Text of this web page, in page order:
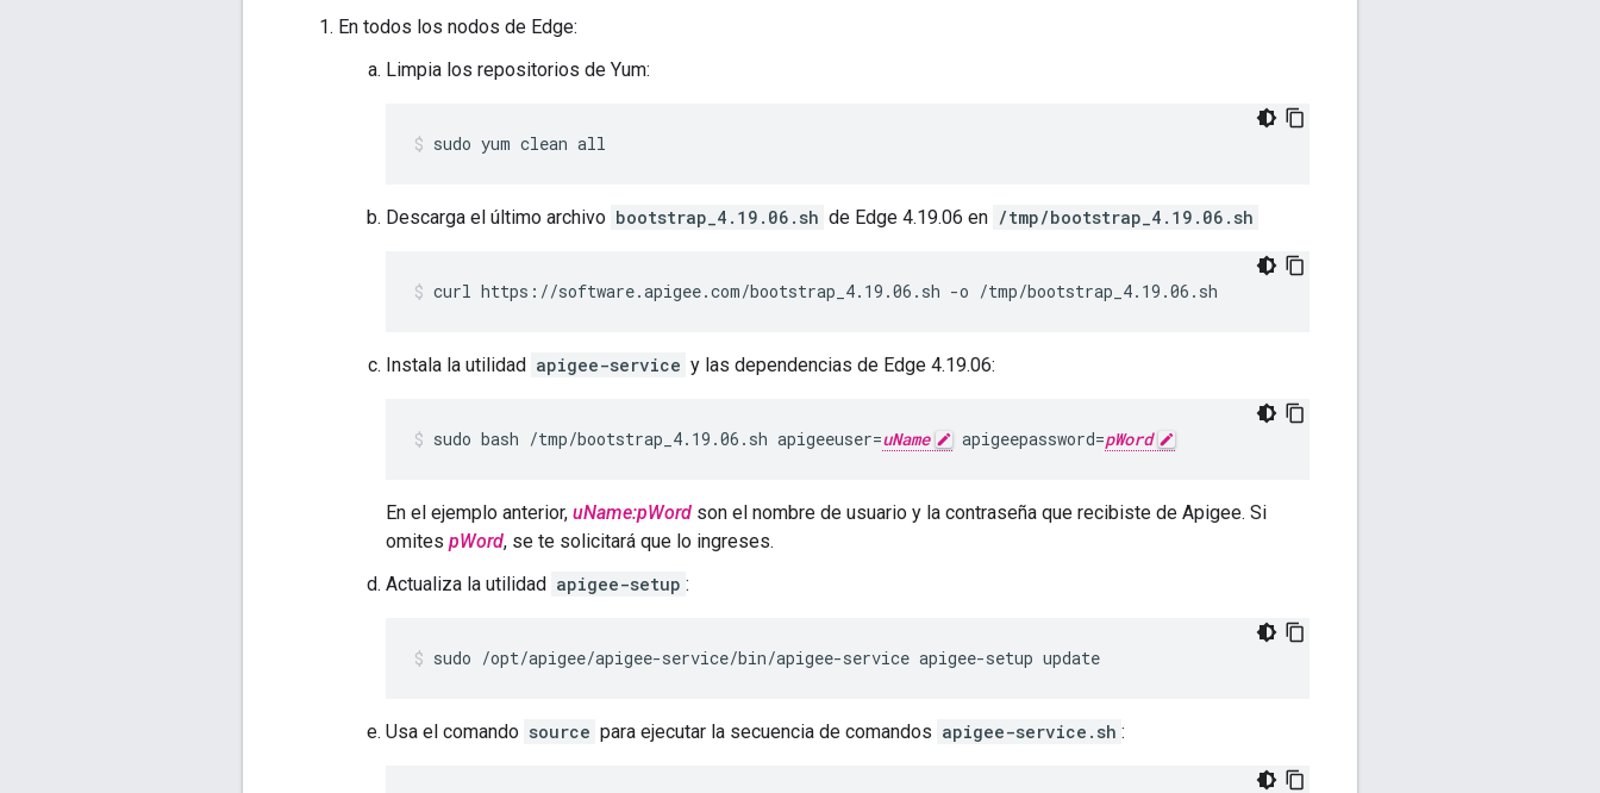
En todos los nodos de Edge:
Limpia los repositorios de Yum:
sudo yum clean all
Descarga el último archivo bootstrap_4.19.06.sh de Edge 4.19.06 en /tmp/bootstrap_4.19.06.sh
curl https://software.apigee.com/bootstrap_4.19.06.sh -o /tmp/bootstrap_4.19.06.sh
Instala la utilidad apigee-service y las dependencias de Edge 4.19.06:
sudo bash /tmp/bootstrap_4.19.06.sh apigeeuser=uName apigeepassword=pWord
En el ejemplo anterior, uName:pWord son el nombre de usuario y la contraseña que recibiste de Apigee. Si
omites pWord, se te solicitará que lo ingreses.
Actualiza la utilidad apigee-setup :
sudo /opt/apigee/apigee-service/bin/apigee-service apigee-setup update
Usa el comando source para ejecutar la secuencia de comandos apigee-service.sh :